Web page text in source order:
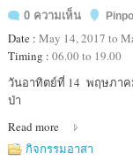
0 ความเห็น
Date : May 14, 2017 to
Timing : 06.00 to 19.00
Location
:
รักษา
พันธ์
วันอาทิตย์ที่ 14 พฤษภาค
ป่า
Read more
กิจกรรมอาสา